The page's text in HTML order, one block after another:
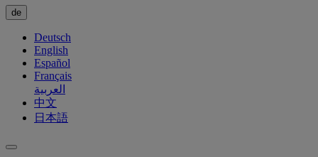
de
Deutsch
English
Español
Français
العربية
中文
日本語